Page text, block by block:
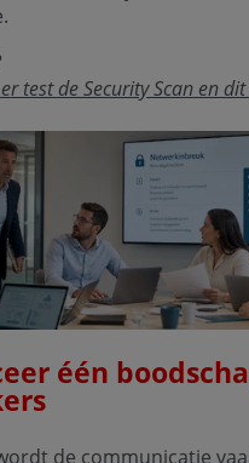
test de Security Scan en
één
de communicatie